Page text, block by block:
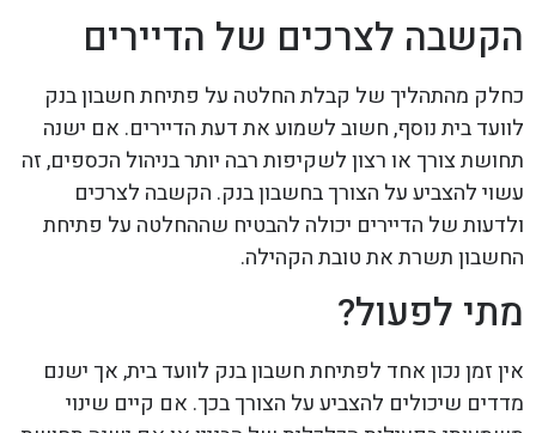
הקשבה לצרכים של הדיירים
כחלק מהתהליך של קבלת החלטה על פתיחת חשבון בנק
לוועד בית נוסף, חשוב לשמוע את דעת הדיירים. אם ישנה
תחושת צורך או רצון לשקיפות רבה יותר בניהול הכספים, זה
עשוי להצביע על הצורך בחשבון בנק. הקשבה לצרכים
ולדעות של הדיירים יכולה להבטיח שההחלטה על פתיחת
החשבון תשרת את טובת הקהילה.
מתי לפעול?
אין זמן נכון אחד לפתיחת חשבון בנק לוועד בית, אך ישנם
מדדים שיכולים להצביע על הצורך בכך. אם קיים שינוי